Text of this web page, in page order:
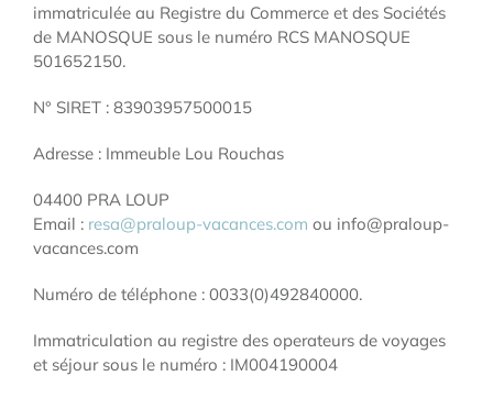
immatriculée au Registre du Commerce et des Sociétés
de MANOSQUE sous le numéro RCS MANOSQUE
501652150.
N° SIRET : 83903957500015
Adresse : Immeuble Lou Rouchas
04400 PRA LOUP
Email : resa@praloup-vacances.com ou info@praloup-
vacances.com
Numéro de téléphone : 0033(0)492840000.
Immatriculation au registre des operateurs de voyages
et séjour sous le numéro : IM004190004